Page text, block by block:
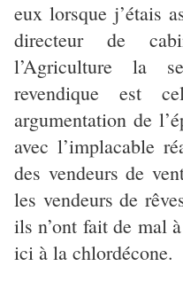
eux lorsque j’étais
directeur de
l’Agriculture la
revendique est
argumentation de
avec l’implacable
des vendeurs de
les vendeurs de
ils n’ont fait de mal
ici à la chlordécone.